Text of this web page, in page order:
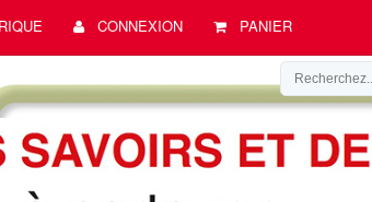
CONNEXION PANIER